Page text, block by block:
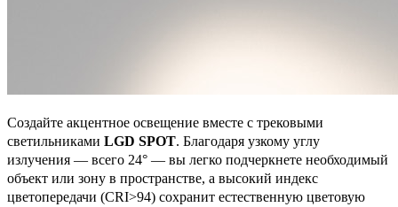
Создайте акцентное освещение вместе с трековыми
светильниками LGD SPOT. Благодаря узкому углу
излучения — всего 24° — вы легко подчеркнете необходимый
объект или зону в пространстве, а высокий индекс
цветопередачи (CRI>94) сохранит естественную цветовую